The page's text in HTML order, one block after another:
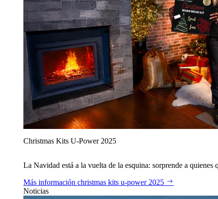
Christmas Kits U‑Power 2025
La Navidad está a la vuelta de la esquina: sorprende a
Más información christmas kits u‑power 2025
Noticias